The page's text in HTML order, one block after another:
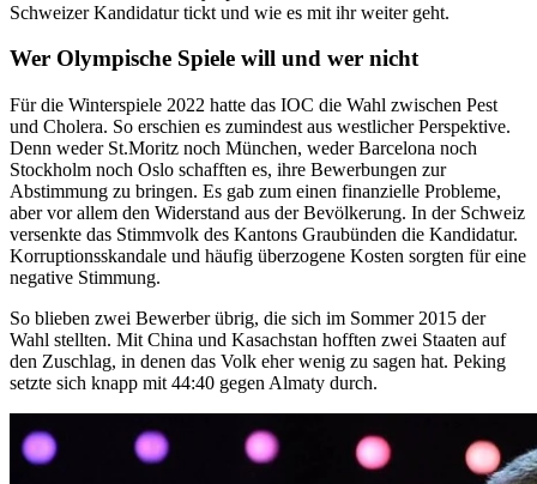
Schweizer Kandidatur tickt und wie es mit ihr weiter geht.
Wer Olympische Spiele will und wer nicht
Für die Winterspiele 2022 hatte das IOC die Wahl zwischen Pest
und Cholera. So erschien es zumindest aus westlicher Perspektive.
Denn weder St.Moritz noch München, weder Barcelona noch
Stockholm noch Oslo schafften es, ihre Bewerbungen zur
Abstimmung zu bringen. Es gab zum einen finanzielle Probleme,
aber vor allem den Widerstand aus der Bevölkerung. In der Schweiz
versenkte das Stimmvolk des Kantons Graubünden die Kandidatur.
Korruptionsskandale und häufig überzogene Kosten sorgten für eine
negative Stimmung.
So blieben zwei Bewerber übrig, die sich im Sommer 2015 der
Wahl stellten. Mit China und Kasachstan hofften zwei Staaten auf
den Zuschlag, in denen das Volk eher wenig zu sagen hat. Peking
setzte sich knapp mit 44:40 gegen Almaty durch.